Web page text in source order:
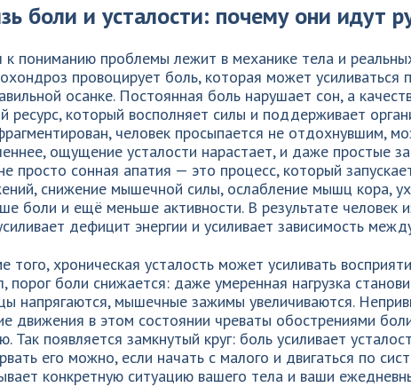
боли и усталости: почему они идут
к пониманию проблемы лежит в механике тела и
провоцирует боль, которая может усиливаться
осанке. Постоянная боль нарушает сон, а
ресурс, который восполняет силы и поддерживает
человек просыпается не отдохнувшим,
ощущение усталости нарастает, и даже простые
просто сонная апатия — это процесс, который
снижение мышечной силы, ослабление мышц кора,
боли и ещё меньше активности. В результате человек
дефицит энергии и усиливает зависимость
того, хроническая усталость может усиливать
порог боли снижается: даже умеренная нагрузка
напрягаются, мышечные зажимы увеличиваются.
движения в этом состоянии чреваты обострениями
Так появляется замкнутый круг: боль усиливает
его можно, если начать с малого и двигаться по
конкретную ситуацию вашего тела и ваши